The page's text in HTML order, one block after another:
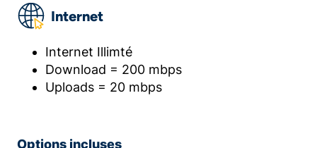
Internet
Internet Illimté
Download = 200 mbps
Uploads = 20 mbps
Options incluses